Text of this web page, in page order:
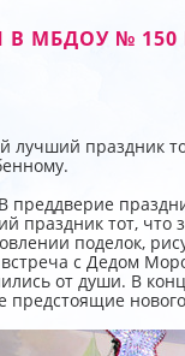
В МБДОУ №
лучший праздник
праздник тот, что
поделок,
с Дедом
от души. В
предстоящие